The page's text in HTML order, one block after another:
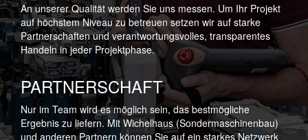
An unserer Qualität werden Sie uns messen. Um Ihr Projekt
auf höchstem Niveau zu betreuen setzen wir auf starke
Partnerschaften und verantwortungsvolles, transparentes
Handeln in jeder Projektphase.
PARTNERSCHAFT
Nur im Team wird es möglich sein, das bestmögliche
Ergebnis zu liefern. Mit Wichelhaus (Sondermaschinenbau)
und anderen Partnern können Sie auf ein starkes Netzwerk